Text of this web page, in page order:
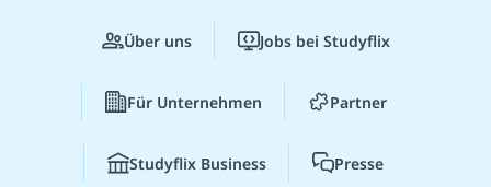
Über uns Jobs bei Studyflix
Für Unternehmen Partner
Studyflix Business Presse